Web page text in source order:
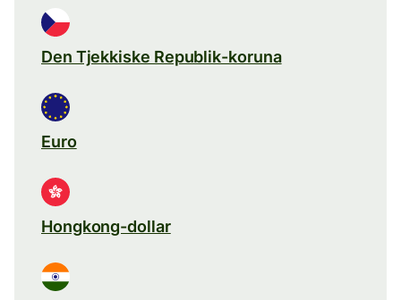
Den Tjekkiske Republik-koruna
Euro
Hongkong-dollar